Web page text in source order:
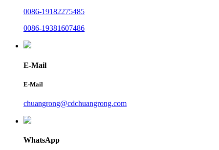
0086-19182275485
0086-19381607486
E-Mail
E-Mail
chuangrong@cdchuangrong.com
WhatsApp